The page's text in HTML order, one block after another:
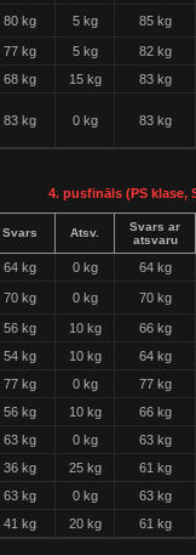
80 kg 5 kg 85 kg
77 kg 5 kg
82 kg
68 kg 15 kg 83 kg
83 kg 0 kg 83 kg
4. pusfināls (PS klase,
Svars Atsv.
Svars ar
atsvaru
64 kg 0 kg 64 kg
70 kg 0 kg 70 kg
56 kg 10 kg
66 kg
54 kg 10 kg
64 kg
77 kg 0 kg
77 kg
56 kg 10 kg
66 kg
63 kg 0 kg
63 kg
36 kg 25 kg
61 kg
63 kg 0 kg
63 kg
41 kg 20 kg 61 kg